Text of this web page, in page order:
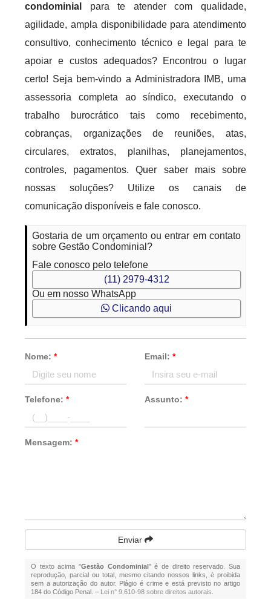
condominial
para te atender com qualidade,
agilidade, ampla disponibilidade para atendimento
consultivo, conhecimento técnico e legal para te
apoiar e custos adequados? Encontrou o lugar
certo! Seja bem-vindo a Administradora IMB, uma
assessoria completa ao síndico, executando o
trabalho burocrático tais como recebimento,
cobranças, organizações de reuniões, atas,
circulares, extratos, planilhas, planejamentos,
controles, pagamentos. Quer saber mais sobre
nossas soluções? Utilize os canais de
comunicação disponíveis e fale conosco.
Gostaria de um orçamento ou entrar em contato
sobre Gestão Condominial?
Fale conosco pelo telefone
(11) 2979-4312
Ou em nosso WhatsApp
Clicando aqui
Nome:* Email: *
Telefone:* Assunto: *
Mensagem:*
Enviar
O texto acima "Gestão Condominial" é de direito reservado. Sua
reprodução, parcial ou total, mesmo citando nossos links, é proibida
sem a autorização do autor. Plágio é crime e está previsto no artigo
184 do Código Penal. – Lei n° 9.610-98 sobre direitos autorais